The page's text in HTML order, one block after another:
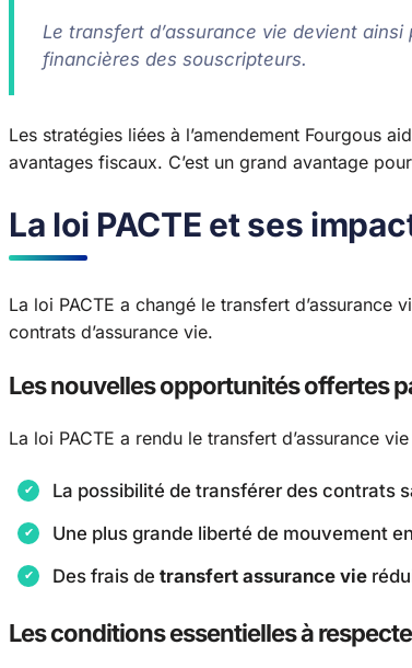
Le transfert d’assurance vie devient
financières des souscripteurs.
Les stratégies liées à l’amendement Fourgous
avantages fiscaux. C’est un grand avantage
La loi PACTE et ses
La loi PACTE a changé le transfert
contrats d’assurance vie.
Les nouvelles opportunités offertes
La loi PACTE a rendu le transfert d’assurance
La possibilité de transférer des contrats
Une plus grande liberté de mouvement
Des frais de transfert assurance vie
Les conditions essentielles à